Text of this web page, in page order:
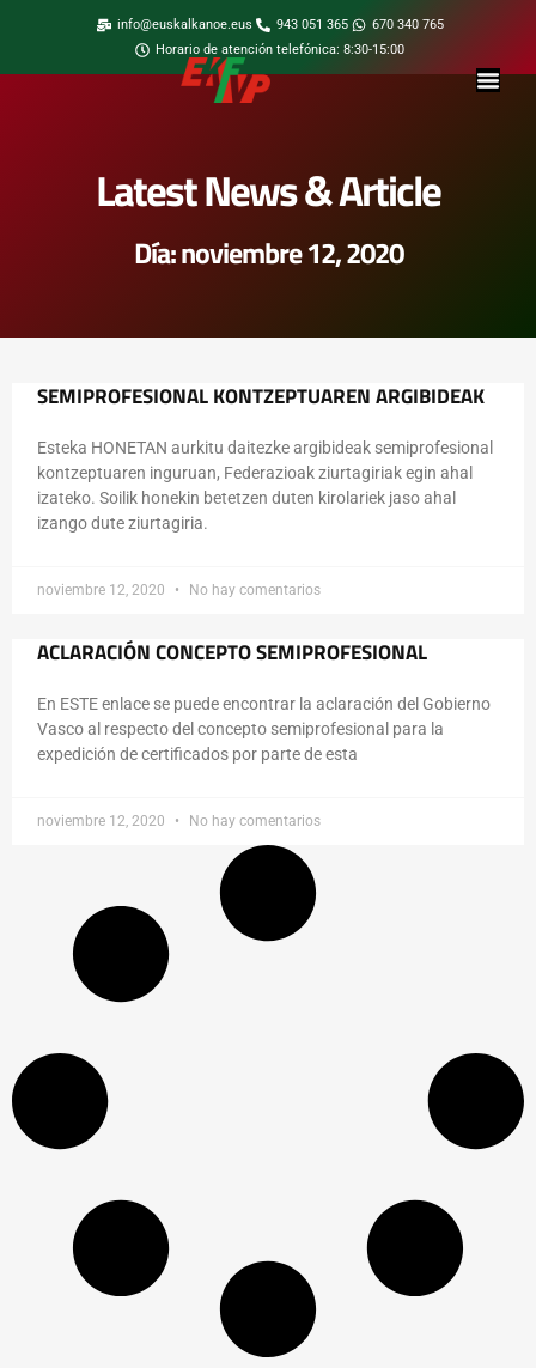
info@euskalkanoe.eus 943 051 365
670 340 765
Horario de atención telefónica: 8:30-15:00
Latest News & Article
Día: noviembre 12, 2020
SEMIPROFESIONAL KONTZEPTUAREN ARGIBIDEAK
Esteka HONETAN aurkitu daitezke argibideak semiprofesional
kontzeptuaren inguruan, Federazioak ziurtagiriak egin ahal
izateko. Soilik honekin betetzen duten kirolariek jaso ahal
izango dute ziurtagiria.
noviembre 12, 2020 No hay comentarios
ACLARACIÓN CONCEPTO SEMIPROFESIONAL
En ESTE enlace se puede encontrar la aclaración del Gobierno
Vasco al respecto del concepto semiprofesional para la
expedición de certificados por parte de esta
noviembre 12, 2020 No hay comentarios